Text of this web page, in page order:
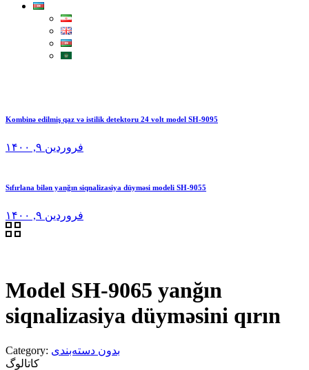
Kombinə edilmiş qaz və istilik detektoru 24 volt model SH-9095
فروردین ۹, ۱۴۰۰
Sıfırlana bilən yanğın siqnalizasiya düyməsi modeli SH-9055
فروردین ۹, ۱۴۰۰
Model SH-9065 yanğın
siqnalizasiya düyməsini qırın
Category: بدون دسته‌بندی
کاتالوگ